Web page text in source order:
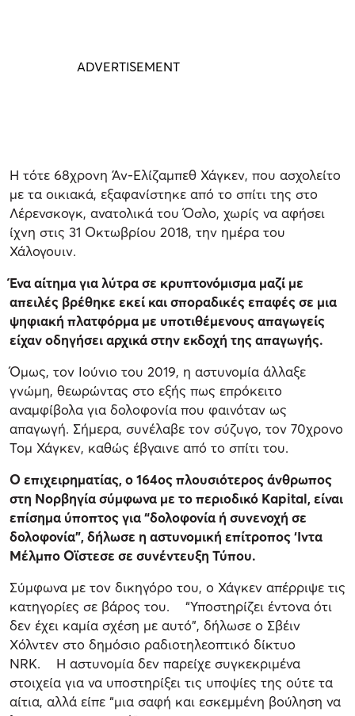
Η τότε 68χρονη Άν-Ελίζαμπεθ Χάγκεν, που ασχολείτο
με τα οικιακά, εξαφανίστηκε από το σπίτι της στο
Λέρενσκογκ, ανατολικά του Όσλο, χωρίς να αφήσει
ίχνη στις 31 Οκτωβρίου 2018, την ημέρα του
Χάλογουιν.
Ένα αίτημα για λύτρα σε κρυπτονόμισμα μαζί με
απειλές βρέθηκε εκεί και σποραδικές επαφές σε μια
ψηφιακή πλατφόρμα με υποτιθέμενους απαγωγείς
είχαν οδηγήσει αρχικά στην εκδοχή της απαγωγής.
Όμως, τον Ιούνιο του 2019, η αστυνομία άλλαξε
γνώμη, θεωρώντας στο εξής πως επρόκειτο
αναμφίβολα για δολοφονία που φαινόταν ως
απαγωγή. Σήμερα, συνέλαβε τον σύζυγο, τον 70χρονο
Τομ Χάγκεν, καθώς έβγαινε από το σπίτι του.
Ο επιχειρηματίας, ο 164ος πλουσιότερος άνθρωπος
στη Νορβηγία σύμφωνα με το περιοδικό Kapital, είναι
επίσημα ύποπτος για “δολοφονία ή συνενοχή σε
δολοφονία”, δήλωσε η αστυνομική επίτροπος ‘Ιντα
Μέλμπο Οϊστεσε σε συνέντευξη Τύπου.
Σύμφωνα με τον δικηγόρο του, ο Χάγκεν απέρριψε τις
κατηγορίες σε βάρος του. “Υποστηρίζει έντονα ότι
δεν έχει καμία σχέση με αυτό”, δήλωσε ο Σβέιν
Χόλντεν στο δημόσιο ραδιοτηλεοπτικό δίκτυο
NRK. Η αστυνομία δεν παρείχε συγκεκριμένα
στοιχεία για να υποστηρίξει τις υποψίες της ούτε τα
αίτια, αλλά είπε “μια σαφή και εσκεμμένη βούληση να